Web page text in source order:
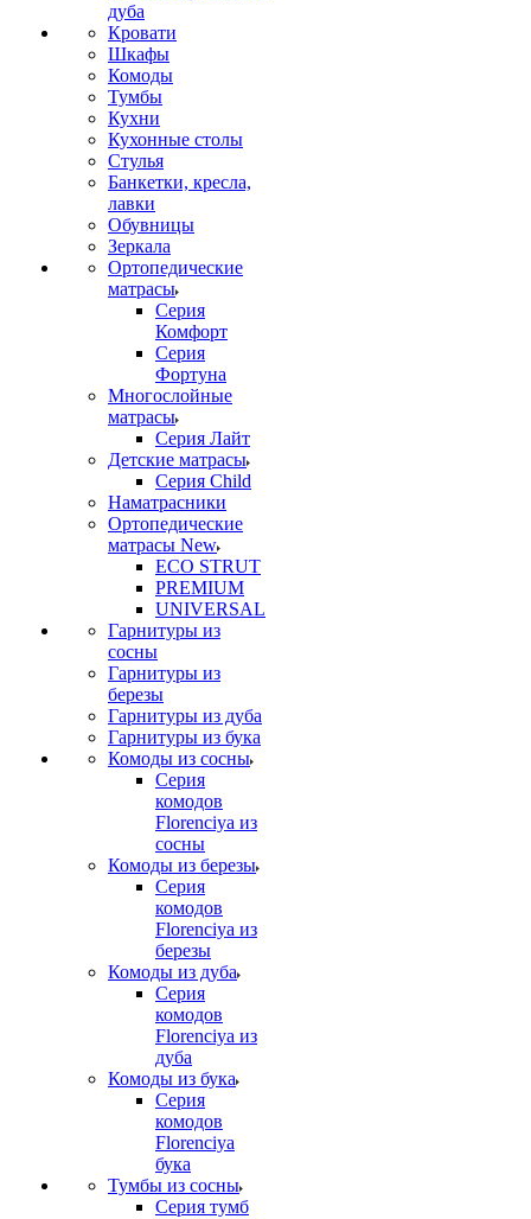
дуба
Кровати
Шкафы
Комоды
Тумбы
Кухни
Кухонные столы
Стулья
Банкетки, кресла,
лавки
Обувницы
Зеркала
Ортопедические
матрасы
Серия
Комфорт
Серия
Фортуна
Многослойные
матрасы
Серия Лайт
Детские матрасы
Серия Child
Наматрасники
Ортопедические
матрасы New
ECO STRUT
PREMIUM
UNIVERSAL
Гарнитуры из
сосны
Гарнитуры из
березы
Гарнитуры из дуба
Гарнитуры из бука
Комоды из сосны
Серия
комодов
Florenciya из
сосны
Комоды из березы
Серия
комодов
Florenciya из
березы
Комоды из дуба
Серия
комодов
Florenciya из
дуба
Комоды из бука
Серия
комодов
Florenciya
бука
Тумбы из сосны
Серия тумб